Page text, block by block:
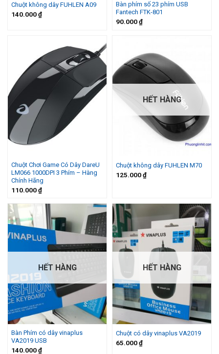
Chuột không dây FUHLEN A09
140.000₫
Bàn phím số 23 phím USB
Fantech FTK-801
90.000₫
Chuột Chơi Game Có Dây DareU
LM066 1000DPI 3 Phím – Hàng
Chính Hãng
110.000₫
HẾT HÀNG
Chuột không dây FUHLEN M70
125.000₫
HẾT HÀNG
Bàn Phím có dây vinaplus
VA2019 USB
140.000₫
HẾT HÀNG
Chuột có dây vinaplus VA2019
65.000₫